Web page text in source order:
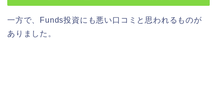
一方で、Funds投資にも悪い口コミと思われるものが
ありました。